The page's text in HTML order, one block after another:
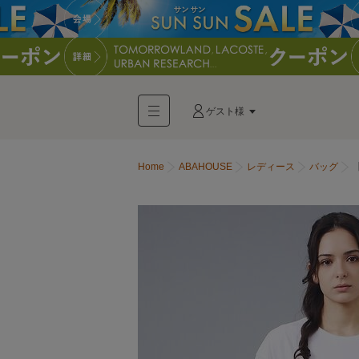
ゲスト様
Home ABAHOUSE レディース バッグ